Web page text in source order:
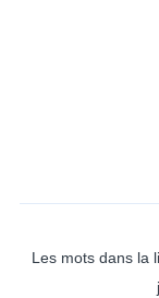
Les mots dans la